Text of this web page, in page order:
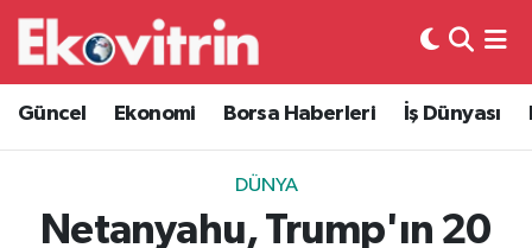
Güncel Ekonomi Borsa Haberleri İş Dünyası
DÜNYA
Netanyahu, Trump'ın 20
Güncel
Ekonomi
Borsa Haberleri
Hava Durumu
Trafik Durumu
Süper Lig Puan Durumu ve Fikstür